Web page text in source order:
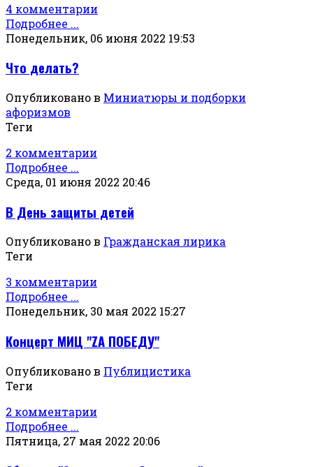
4 комментарии
Подробнее ...
Понедельник, 06 июня 2022 19:53
Что делать?
Опубликовано в Миниатюры и подборки
афоризмов
Теги
2 комментарии
Подробнее ...
Среда, 01 июня 2022 20:46
В День защиты детей
Опубликовано в Гражданская лирика
Теги
3 комментарии
Подробнее ...
Понедельник, 30 мая 2022 15:27
Концерт МИЦ "ZА ПОБЕДУ"
Опубликовано в Публицистика
Теги
2 комментарии
Подробнее ...
Пятница, 27 мая 2022 20:06